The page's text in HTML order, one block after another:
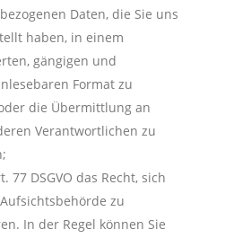
Daten, die Sie uns
haben, in einem
gängigen und
Format zu
die Übermittlung an
Verantwortlichen zu
77 DSGVO das Recht, sich
zu
In der Regel können Sie